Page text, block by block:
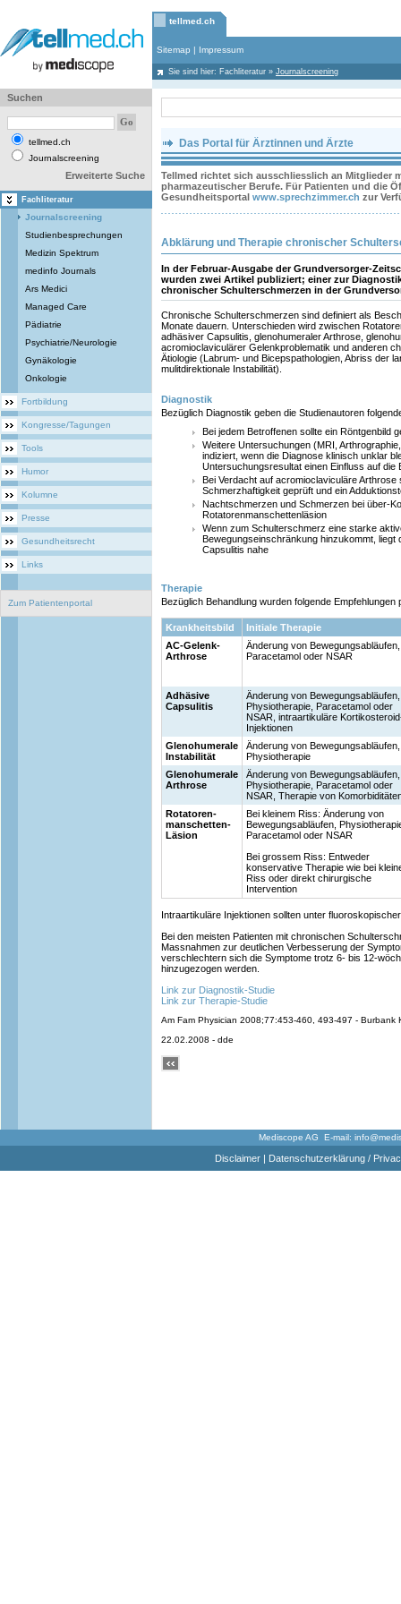
tellmed.ch
Sitemap | Impressum
Sie sind hier: Fachliteratur » Journalscreening
Suchen
tellmed.ch
Journalscreening
Erweiterte Suche
Fachliteratur
Journalscreening
Studienbesprechungen
Medizin Spektrum
medinfo Journals
Ars Medici
Managed Care
Pädiatrie
Psychiatrie/Neurologie
Gynäkologie
Onkologie
Fortbildung
Kongresse/Tagungen
Tools
Humor
Kolumne
Presse
Gesundheitsrecht
Links
Zum Patientenportal
Das Portal für Ärztinnen und Ärzte
Tellmed richtet sich ausschliesslich an Mitglieder
pharmazeutischer Berufe. Für Patienten und die
Gesundheitsportal www.sprechzimmer.ch zur
Abklärung und Therapie chronischer
In der Februar-Ausgabe der Grundversorger-
wurden zwei Artikel publiziert; einer zur
chronischer Schulterschmerzen in der
Chronische Schulterschmerzen sind definiert als
Monate dauern. Unterschieden wird zwischen
adhäsiver Capsulitis, glenohumeraler Arthrose,
acromioclaviculärer Gelenkproblematik und anderen
Ätiologie (Labrum- und Bicepspathologien, Abriss der
mulitdirektionale Instabilität).
Diagnostik
Bezüglich Diagnostik geben die Studienautoren
Bei jedem Betroffenen sollte ein Röntgenbild
Weitere Untersuchungen (MRI,
indiziert, wenn die Diagnose klinisch unklar
Untersuchungsresultat einen Einfluss auf die
Bei Verdacht auf acromioclaviculäre Arthrose
Schmerzhaftigkeit geprüft und ein
Nachtschmerzen und Schmerzen bei über-
Rotatorenmanschettenläsion
Wenn zum Schulterschmerz eine starke
Bewegungseinschränkung hinzukommt, liegt
Capsulitis nahe
Therapie
Bezüglich Behandlung wurden folgende Empfehlungen
Krankheitsbild
Initiale Therapie
AC-Gelenk-
Arthrose
Änderung von Bewegungsabläufen,
Paracetamol oder NSAR
Adhäsive
Capsulitis
Änderung von Bewegungsabläufen,
Physiotherapie, Paracetamol oder
NSAR, intraartikuläre
Injektionen
Glenohumerale
Instabilität
Änderung von Bewegungsabläufen,
Physiotherapie
Glenohumerale
Arthrose
Änderung von Bewegungsabläufen,
Physiotherapie, Paracetamol oder
NSAR, Therapie von
Rotatoren-
manschetten-
Läsion
Bei kleinem Riss: Änderung von
Bewegungsabläufen,
Paracetamol oder NSAR
Bei grossem Riss: Entweder
konservative Therapie wie bei
Riss oder direkt chirurgische
Intervention
Intraartikuläre Injektionen sollten unter
Bei den meisten Patienten mit chronischen
Massnahmen zur deutlichen Verbesserung der
verschlechtern sich die Symptome trotz 6- bis 12-
hinzugezogen werden.
Link zur Diagnostik-Studie
Link zur Therapie-Studie
Am Fam Physician 2008;77:453-460, 493-497 - Burbank
22.02.2008 - dde
Mediscope AG E-mail:
Disclaimer| Datenschutzerklärung /